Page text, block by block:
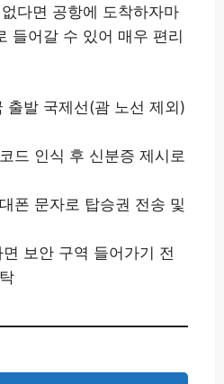
다면 공항에 도착하자마
들어갈 수 있어 매우 편리
출발 국제선(괌 노선 제외)
드 인식 후 신분증 제시로
폰 문자로 탑승권 전송 및
보안 구역 들어가기 전